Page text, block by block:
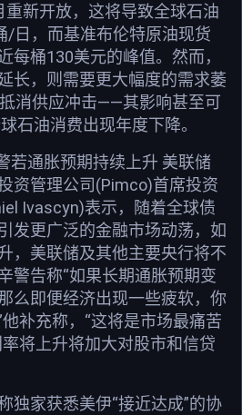
新开放，这将导致全球石油
/日，而基准布伦特原油现货
每桶130美元的峰值。然而，
长，则需要更大幅度的需求萎
消供应冲击——其影响甚至可
石油消费出现年度下降。
若通胀预期持续上升 美联储
资管理公司(Pimco)首席投资
Ivascyn)表示，随着全球债
发更广泛的金融市场动荡，如
，美联储及其他主要央行将不
警告称“如果长期通胀预期变
么即便经济出现一些疲软，你
补充称，“这将是市场最痛苦
将上升将加大对股市和信贷
独家获悉美伊“接近达成”的协